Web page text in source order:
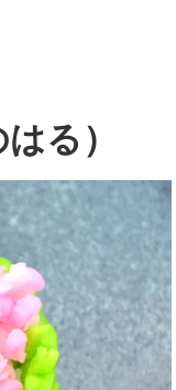
る）